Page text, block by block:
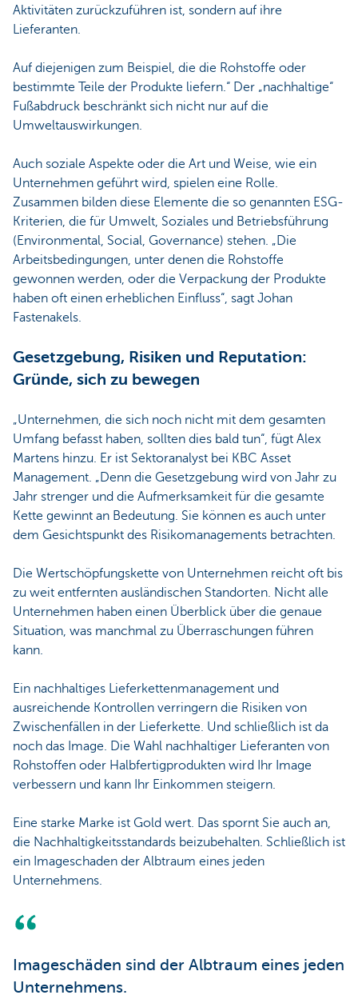
Aktivitäten zurückzuführen ist, sondern auf ihre
Lieferanten.
Auf diejenigen zum Beispiel, die die Rohstoffe oder
bestimmte Teile der Produkte liefern.“ Der „nachhaltige“
Fußabdruck beschränkt sich nicht nur auf die
Umweltauswirkungen.
Auch soziale Aspekte oder die Art und Weise, wie ein
Unternehmen geführt wird, spielen eine Rolle.
Zusammen bilden diese Elemente die so genannten ESG-
Kriterien, die für Umwelt, Soziales und Betriebsführung
(Environmental, Social, Governance) stehen. „Die
Arbeitsbedingungen, unter denen die Rohstoffe
gewonnen werden, oder die Verpackung der Produkte
haben oft einen erheblichen Einfluss“, sagt Johan
Fastenakels.
Gesetzgebung, Risiken und Reputation:
Gründe, sich zu bewegen
„Unternehmen, die sich noch nicht mit dem gesamten
Umfang befasst haben, sollten dies bald tun“, fügt Alex
Martens hinzu. Er ist Sektoranalyst bei KBC Asset
Management. „Denn die Gesetzgebung wird von Jahr zu
Jahr strenger und die Aufmerksamkeit für die gesamte
Kette gewinnt an Bedeutung. Sie können es auch unter
dem Gesichtspunkt des Risikomanagements betrachten.
Die Wertschöpfungskette von Unternehmen reicht oft bis
zu weit entfernten ausländischen Standorten. Nicht alle
Unternehmen haben einen Überblick über die genaue
Situation, was manchmal zu Überraschungen führen
kann.
Ein nachhaltiges Lieferkettenmanagement und
ausreichende Kontrollen verringern die Risiken von
Zwischenfällen in der Lieferkette. Und schließlich ist da
noch das Image. Die Wahl nachhaltiger Lieferanten von
Rohstoffen oder Halbfertigprodukten wird Ihr Image
verbessern und kann Ihr Einkommen steigern.
Eine starke Marke ist Gold wert. Das spornt Sie auch an,
die Nachhaltigkeitsstandards beizubehalten. Schließlich ist
ein Imageschaden der Albtraum eines jeden
Unternehmens.
Imageschäden sind der Albtraum eines jeden
Unternehmens.